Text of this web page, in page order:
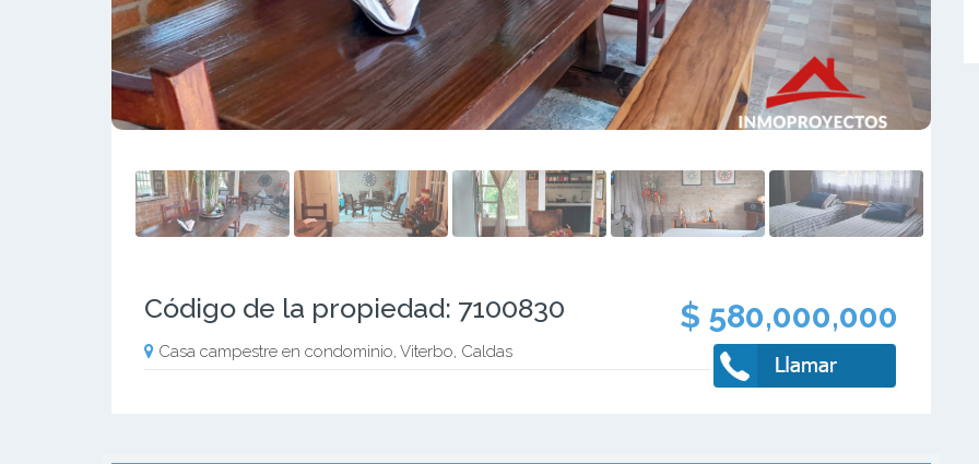
Código de la propiedad: 7100830 $ 580,000,000
Casa campestre en condominio, Viterbo, Caldas